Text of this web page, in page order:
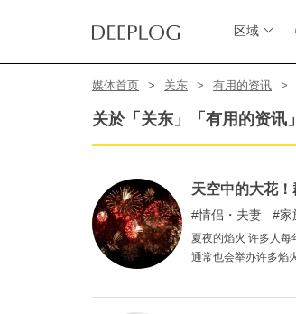
区域
媒体首页 关东 有用的资讯
关於「关东」「有用的资讯
天空中的大花！
情侣・夫妻 家
夏夜的焰火 许多人
通常也会举办许多焰